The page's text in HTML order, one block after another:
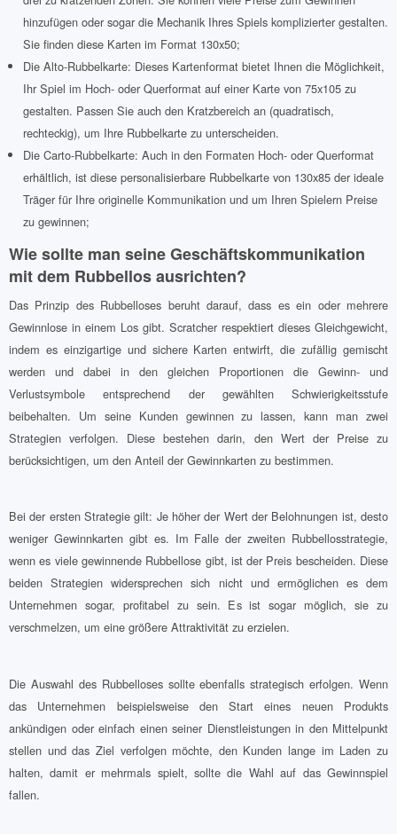
hinzufügen oder sogar die Mechanik Ihres Spiels komplizierter gestalten.
Sie finden diese Karten im Format 130x50;
Die Alto-Rubbelkarte: Dieses Kartenformat bietet Ihnen die Möglichkeit,
Ihr Spiel im Hoch- oder Querformat auf einer Karte von 75x105 zu
gestalten. Passen Sie auch den Kratzbereich an (quadratisch,
rechteckig), um Ihre Rubbelkarte zu unterscheiden.
Die Carto-Rubbelkarte: Auch in den Formaten Hoch- oder Querformat
erhältlich, ist diese personalisierbare Rubbelkarte von 130x85 der ideale
Träger für Ihre originelle Kommunikation und um Ihren Spielern Preise
zu gewinnen;
Wie sollte man seine Geschäftskommunikation
mit dem Rubbellos ausrichten?
Das Prinzip des Rubbelloses beruht darauf, dass es ein oder mehrere
Gewinnlose in einem Los gibt. Scratcher respektiert dieses Gleichgewicht,
indem es einzigartige und sichere Karten entwirft, die zufällig gemischt
werden und dabei in den gleichen Proportionen die Gewinn- und
Verlustsymbole entsprechend der gewählten Schwierigkeitsstufe
beibehalten. Um seine Kunden gewinnen zu lassen, kann man zwei
Strategien verfolgen. Diese bestehen darin, den Wert der Preise zu
berücksichtigen, um den Anteil der Gewinnkarten zu bestimmen.
Bei der ersten Strategie gilt: Je höher der Wert der Belohnungen ist, desto
weniger Gewinnkarten gibt es. Im Falle der zweiten Rubbellosstrategie,
wenn es viele gewinnende Rubbellose gibt, ist der Preis bescheiden. Diese
beiden Strategien widersprechen sich nicht und ermöglichen es dem
Unternehmen sogar, profitabel zu sein. Es ist sogar möglich, sie zu
verschmelzen, um eine größere Attraktivität zu erzielen.
Die Auswahl des Rubbelloses sollte ebenfalls strategisch erfolgen. Wenn
das Unternehmen beispielsweise den Start eines neuen Produkts
ankündigen oder einfach einen seiner Dienstleistungen in den Mittelpunkt
stellen und das Ziel verfolgen möchte, den Kunden lange im Laden zu
halten, damit er mehrmals spielt, sollte die Wahl auf das Gewinnspiel
fallen.